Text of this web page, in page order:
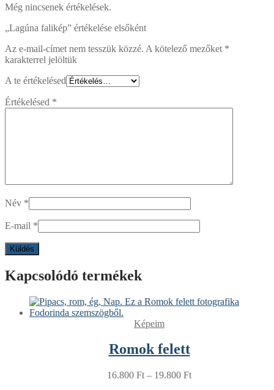
Még nincsenek értékelések.
„Lagúna falikép” értékelése elsőként
Az e-mail-címet nem tesszük közzé. A kötelező mezőket *
karakterrel jelöltük
A te értékelésed
Értékelésed *
Név *
E-mail *
Kapcsolódó termékek
Képeim
Romok felett
16.800 Ft – 19.800 Ft